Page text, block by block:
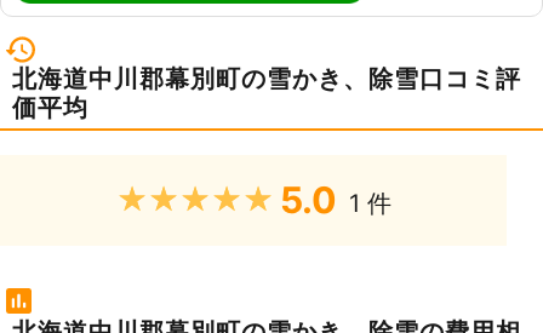
北海道中川郡幕別町の雪かき、除雪口コミ評
価平均
★★★★★ 5.0 1 件